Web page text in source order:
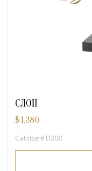
СЛОН
$4,380
Catalog # D200